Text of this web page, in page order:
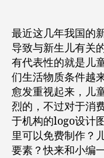
最近这几年我国的
导致与新生儿有关
有代表性的就是儿
们生活物质条件越
愈发重视起来，儿
烈的，不过对于消
于机构的logo设计
里可以免费制作？
要素？快来和小编